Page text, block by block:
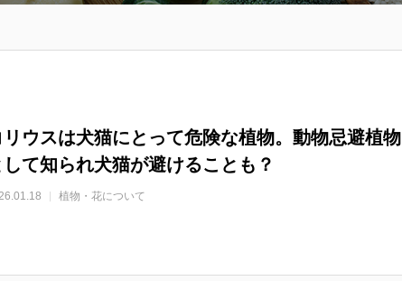
リウスは犬猫にとって危険な植物。動物忌避植物
して知られ犬猫が避けることも？
植物・花について